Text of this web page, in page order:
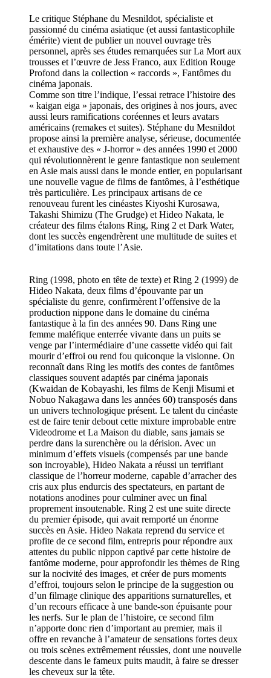
Le critique Stéphane du Mesnildot, spécialiste et
passionné du cinéma asiatique (et aussi fantasticophile
émérite) vient de publier un nouvel ouvrage très
personnel, après ses études remarquées sur La Mort aux
trousses et l’œuvre de Jess Franco, aux Edition Rouge
Profond dans la collection « raccords », Fantômes du
cinéma japonais.
Comme son titre l’indique, l’essai retrace l’histoire des
« kaigan eiga » japonais, des origines à nos jours, avec
aussi leurs ramifications coréennes et leurs avatars
américains (remakes et suites). Stéphane du Mesnildot
propose ainsi la première analyse, sérieuse, documentée
et exhaustive des « J-horror » des années 1990 et 2000
qui révolutionnèrent le genre fantastique non seulement
en Asie mais aussi dans le monde entier, en popularisant
une nouvelle vague de films de fantômes, à l’esthétique
très particulière. Les principaux artisans de ce
renouveau furent les cinéastes Kiyoshi Kurosawa,
Takashi Shimizu (The Grudge) et Hideo Nakata, le
créateur des films étalons Ring, Ring 2 et Dark Water,
dont les succès engendrèrent une multitude de suites et
d’imitations dans toute l’Asie.
Ring (1998, photo en tête de texte) et Ring 2 (1999) de
Hideo Nakata, deux films d’épouvante par un
spécialiste du genre, confirmèrent l’offensive de la
production nippone dans le domaine du cinéma
fantastique à la fin des années 90. Dans Ring une
femme maléfique enterrée vivante dans un puits se
venge par l’intermédiaire d’une cassette vidéo qui fait
mourir d’effroi ou rend fou quiconque la visionne. On
reconnaît dans Ring les motifs des contes de fantômes
classiques souvent adaptés par cinéma japonais
(Kwaidan de Kobayashi, les films de Kenji Misumi et
Nobuo Nakagawa dans les années 60) transposés dans
un univers technologique présent. Le talent du cinéaste
est de faire tenir debout cette mixture improbable entre
Videodrome et La Maison du diable, sans jamais se
perdre dans la surenchère ou la dérision. Avec un
minimum d’effets visuels (compensés par une bande
son incroyable), Hideo Nakata a réussi un terrifiant
classique de l’horreur moderne, capable d’arracher des
cris aux plus endurcis des spectateurs, en partant de
notations anodines pour culminer avec un final
proprement insoutenable. Ring 2 est une suite directe
du premier épisode, qui avait remporté un énorme
succès en Asie. Hideo Nakata reprend du service et
profite de ce second film, entrepris pour répondre aux
attentes du public nippon captivé par cette histoire de
fantôme moderne, pour approfondir les thèmes de Ring
sur la nocivité des images, et créer de purs moments
d’effroi, toujours selon le principe de la suggestion ou
d’un filmage clinique des apparitions surnaturelles, et
d’un recours efficace à une bande-son épuisante pour
les nerfs. Sur le plan de l’histoire, ce second film
n’apporte donc rien d’important au premier, mais il
offre en revanche à l’amateur de sensations fortes deux
ou trois scènes extrêmement réussies, dont une nouvelle
descente dans le fameux puits maudit, à faire se dresser
les cheveux sur la tête.